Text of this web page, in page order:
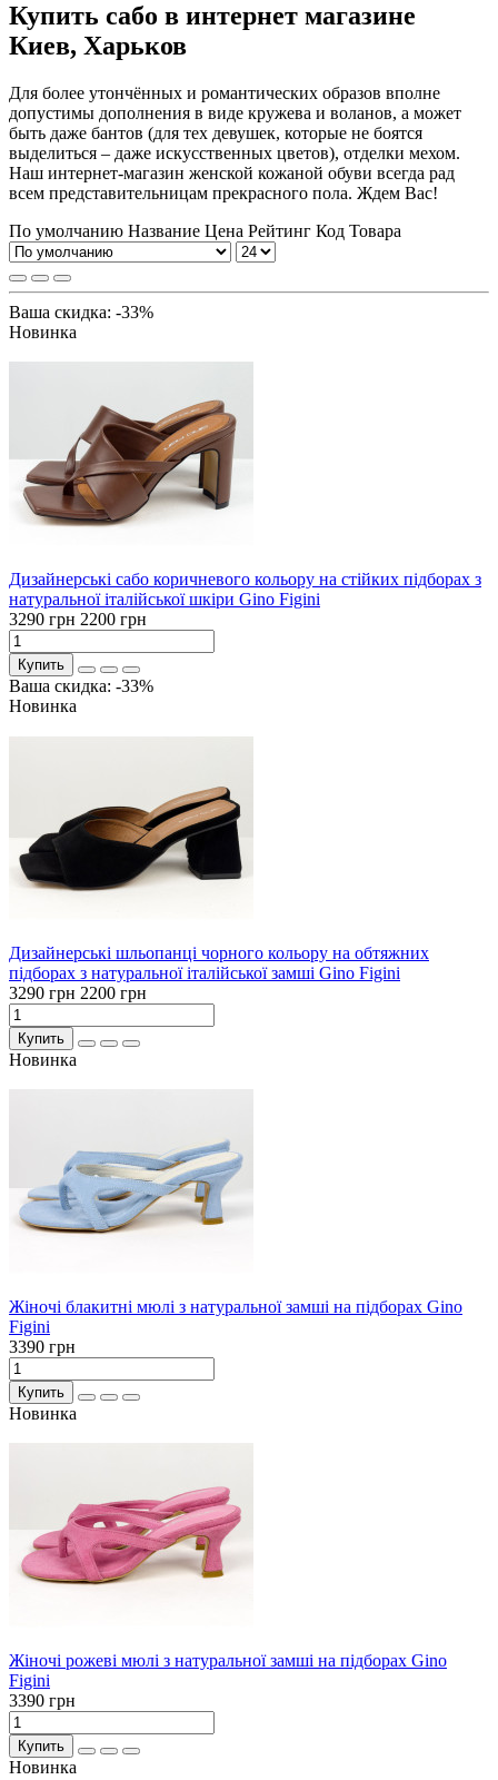
Купить сабо в интернет магазине
Киев, Харьков
Для более утончённых и романтических образов вполне
допустимы дополнения в виде кружева и воланов, а может
быть даже бантов (для тех девушек, которые не боятся
выделиться – даже искусственных цветов), отделки мехом.
Наш интернет-магазин женской кожаной обуви всегда рад
всем представительницам прекрасного пола. Ждем Вас!
По умолчанию Название Цена Рейтинг Код Товара
Ваша скидка: -33%
Новинка
Дизайнерські сабо коричневого кольору на стійких підборах з
натуральної італійської шкіри Gino Figini
3290 грн 2200 грн
Купить
Ваша скидка: -33%
Новинка
Дизайнерські шльопанці чорного кольору на обтяжних
підборах з натуральної італійської замші Gino Figini
3290 грн 2200 грн
Купить
Новинка
Жіночі блакитні мюлі з натуральної замші на підборах Gino
Figini
3390 грн
Купить
Новинка
Жіночі рожеві мюлі з натуральної замші на підборах Gino
Figini
3390 грн
Купить
Новинка